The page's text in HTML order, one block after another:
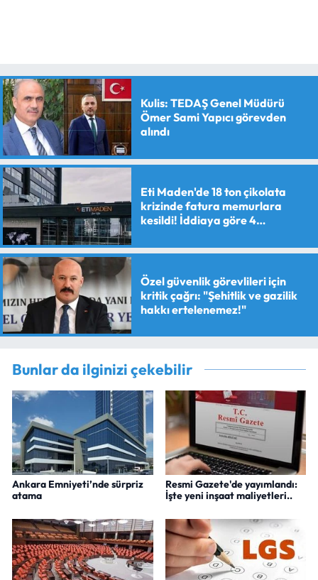
Kulis: TEDAŞ Genel Müdürü
Ömer Sami Yapıcı görevden
alındı
Eti Maden'de 18 ton çikolata
krizinde fatura memurlara
kesildi! İddiaya göre 4
verildi
Özel güvenlik görevlileri için
kritik çağrı: "Şehitlik ve gazilik
hakkı ertelenemez!"
Bunlar da ilginizi çekebilir
Ankara Emniyeti’nde sürpriz
atama
Resmi Gazete'de yayımlandı:
İşte yeni inşaat maliyetleri..